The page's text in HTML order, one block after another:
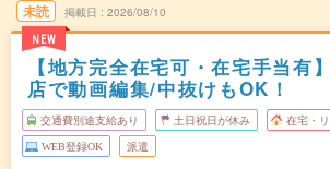
未読
NEW
掲載日 2026/08/10
【地方完全在宅可・在宅手当有
店で動画編集/中抜けもOK！
交通費別途支給あり 土日祝日が休み 在宅・
WEB登録OK 派遣